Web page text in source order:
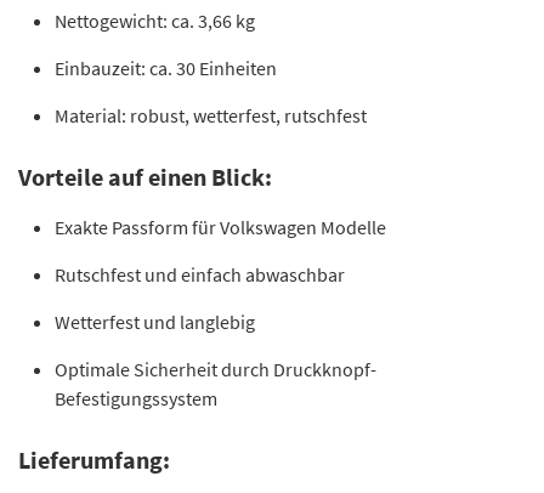
Nettogewicht: ca. 3,66 kg
Einbauzeit: ca. 30 Einheiten
Material: robust, wetterfest, rutschfest
Vorteile auf einen Blick:
Exakte Passform für Volkswagen Modelle
Rutschfest und einfach abwaschbar
Wetterfest und langlebig
Optimale Sicherheit durch Druckknopf-
Befestigungssystem
Lieferumfang: